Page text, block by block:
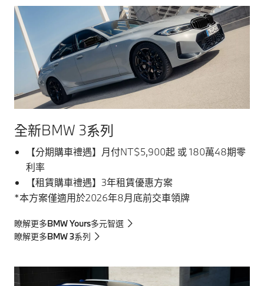
全新BMW 3系列
【分期購車禮遇】月付NT$5,900起 或 180萬48期零
利率
【租賃購車禮遇】3年租賃優惠方案
*本方案僅適用於2026年8月底前交車領牌
瞭解更多BMW Yours多元智選
瞭解更多BMW 3系列